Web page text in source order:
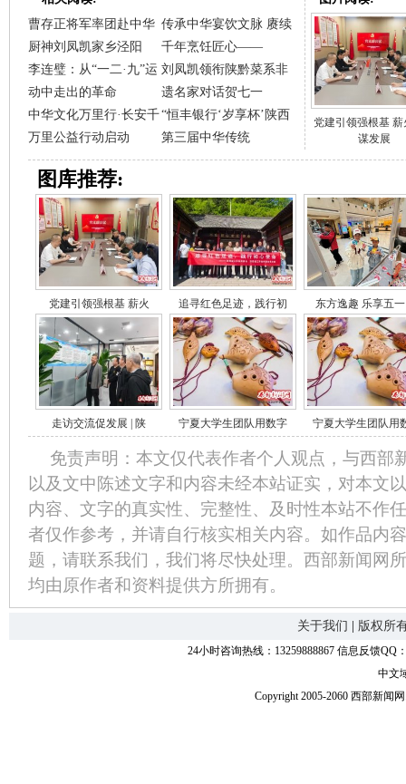
曹存正将军率团赴中华
厨神刘凤凯家乡泾阳
传承中华宴饮文脉 赓续
千年烹饪匠心——
李连璧：从“一二·九”运
动中走出的革命
刘凤凯领衔陕黔菜系非
遗名家对话贺七一
中华文化万里行·长安千
万里公益行动启动
“恒丰银行‘岁享杯’陕西
第三届中华传统
党建引领强根基 薪
谋发展
图库推荐:
党建引领强根基 薪火 追寻红色足迹，践行初 东方逸趣 乐享五
走访交流促发展 | 陕 宁夏大学生团队用数字 宁夏大学生团队用
免责声明：本文仅代表作者个人观点，与西部
以及文中陈述文字和内容未经本站证实，对本文
内容、文字的真实性、完整性、及时性本站不作
者仅作参考，并请自行核实相关内容。如作品内
题，请联系我们，我们将尽快处理。西部新闻网
均由原作者和资料提供方所拥有。
关于我们 版权所
24小时咨询热线：13259888867 信息反馈QQ
中文
Copyright 2005-2060 西部新闻